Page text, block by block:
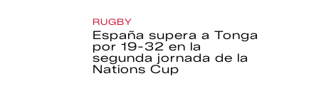
RUGBY
España supera a Tonga
por 19-32 en la
segunda jornada de la
Nations Cup